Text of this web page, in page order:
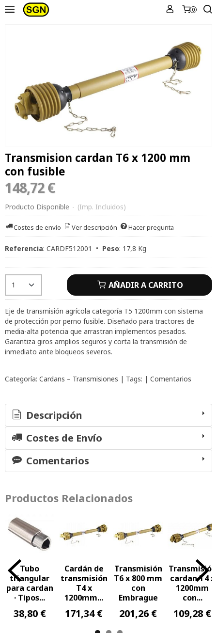
0
Transmision cardan T6 x 1200 mm
con fusible
148,72 €
Producto Disponible - (Imp. Incluidos)
Costes de envío Ver descripción Hacer pregunta
Referencia: CARDF512001 • Peso: 17,8 Kg
AÑADIR A CARRITO
Eje de transmisión agrícola categoría T5 1200mm con sistema
de protección por perno fusible. Diseñado para tractores de
media-alta potencia que arrastran implementos pesados.
Garantiza giros amplios seguros y corta la transmisión de
inmediato ante bloqueos severos.
Categoría: Cardans – Transmisiones | Tags: | Comentarios
Descripción
Costes de Envío
Comentarios
Productos Relacionados
Tubo
triangular
para cardan
· Tipos...
38,80 €
Cardán de
transmisión
T4 x
1200mm...
171,34 €
Transmisión
T6 x 800 mm
con
Embrague
201,26 €
Transmisión
cardan T4 x
1200mm
con...
109,28 €